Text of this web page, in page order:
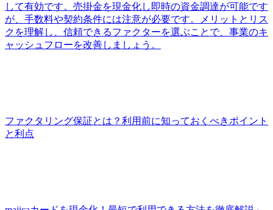
して有効です。売掛金を現金化し即時の資金調達が可能です
が、手数料や契約条件には注意が必要です。メリットとリス
クを理解し、信頼できるファクターを選ぶことで、事業のキ
ャッシュフローを改善しましょう。
ファクタリング保証とは？利用前に知っておくべきポイント
と利点